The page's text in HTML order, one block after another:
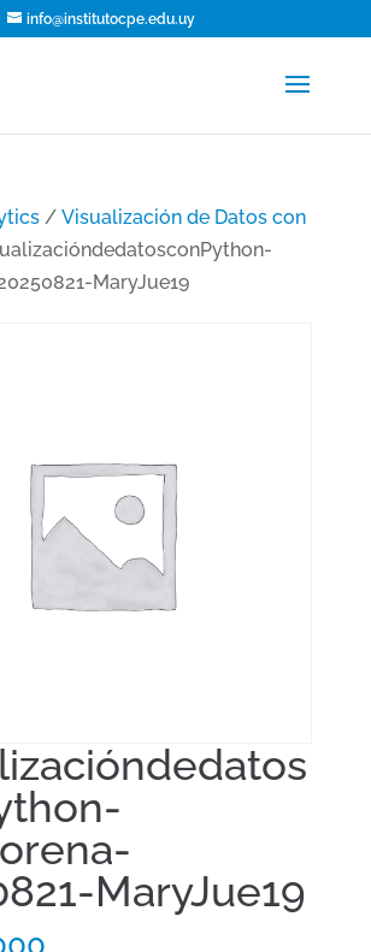
info@institutocpe.edu.uy
/ Visualización de Datos con
MaryJue19
MaryJue19